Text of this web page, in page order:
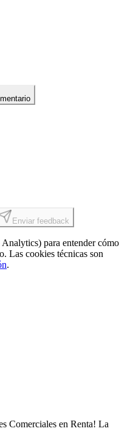
Enviar feedback
para entender cómo
Las cookies técnicas son
.
Comerciales en Renta! La